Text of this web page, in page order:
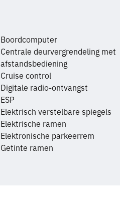
Boordcomputer
Centrale deurvergrendeling met
afstandsbediening
Cruise control
Digitale radio-ontvangst
ESP
Elektrisch verstelbare spiegels
Elektrische ramen
Elektronische parkeerrem
Getinte ramen